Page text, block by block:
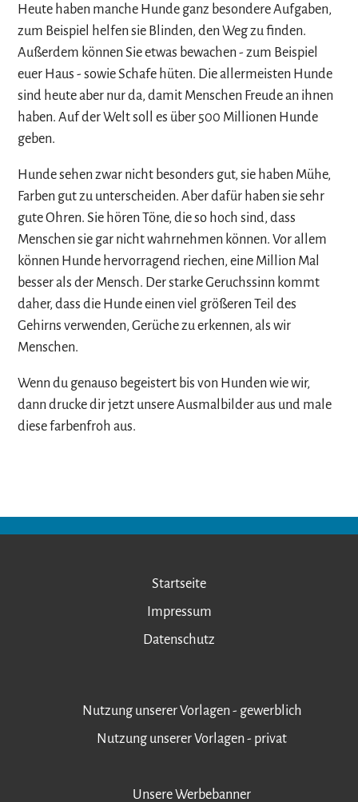
Heute haben manche Hunde ganz besondere Aufgaben,
zum Beispiel helfen sie Blinden, den Weg zu finden.
Außerdem können Sie etwas bewachen - zum Beispiel
euer Haus - sowie Schafe hüten. Die allermeisten Hunde
sind heute aber nur da, damit Menschen Freude an ihnen
haben. Auf der Welt soll es über 500 Millionen Hunde
geben.
Hunde sehen zwar nicht besonders gut, sie haben Mühe,
Farben gut zu unterscheiden. Aber dafür haben sie sehr
gute Ohren. Sie hören Töne, die so hoch sind, dass
Menschen sie gar nicht wahrnehmen können. Vor allem
können Hunde hervorragend riechen, eine Million Mal
besser als der Mensch. Der starke Geruchssinn kommt
daher, dass die Hunde einen viel größeren Teil des
Gehirns verwenden, Gerüche zu erkennen, als wir
Menschen.
Wenn du genauso begeistert bis von Hunden wie wir,
dann drucke dir jetzt unsere Ausmalbilder aus und male
diese farbenfroh aus.
Startseite
Impressum
Datenschutz
Nutzung unserer Vorlagen - gewerblich
Nutzung unserer Vorlagen - privat
Unsere Werbebanner